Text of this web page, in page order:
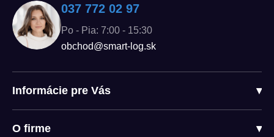
037 772 02 97
Po - Pia: 7:00 - 15:30
obchod@smart-log.sk
Informácie pre Vás ▾
O firme ▾